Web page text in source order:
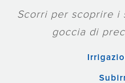
Scorri per scoprire i
goccia di